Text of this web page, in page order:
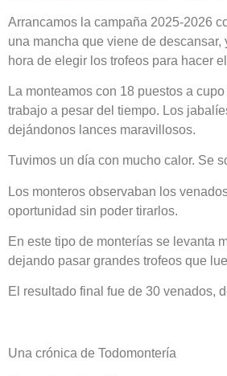
Arrancamos la campaña 2025-2026
una mancha que viene de
hora de elegir los trofeos para hacer
La monteamos con 18 puestos a
trabajo a pesar del tiempo. Los
dejándonos lances maravillosos.
Tuvimos un día con mucho calor. Se
Los monteros observaban los
oportunidad sin poder tirarlos.
En este tipo de monterías se levanta
dejando pasar grandes trofeos que
El resultado final fue de 30 venados,
Una crónica de Todomontería